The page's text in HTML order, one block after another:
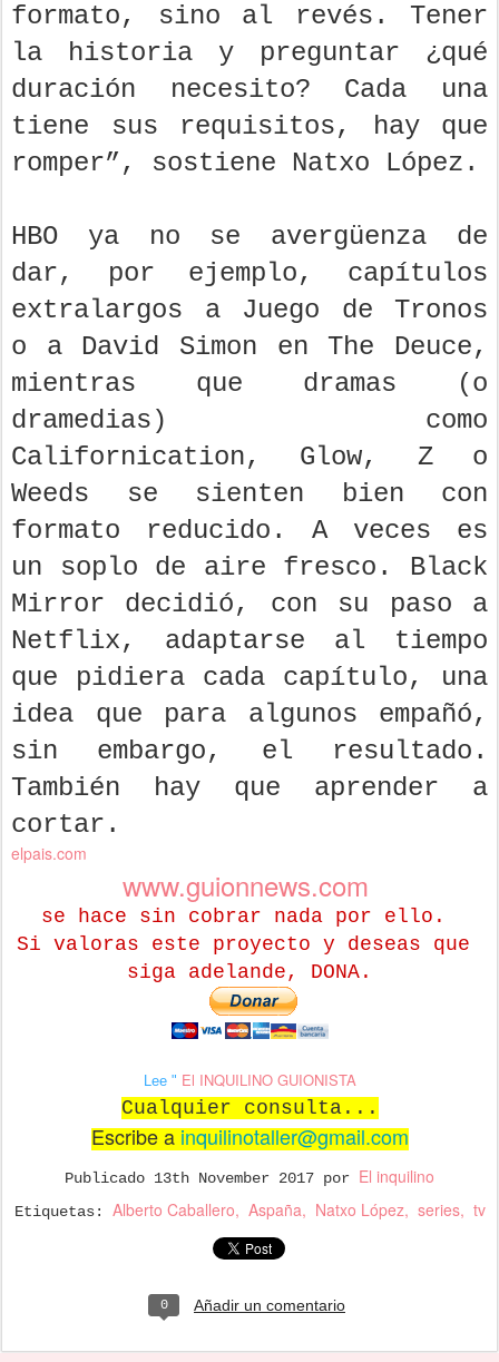
formato, sino al revés. Tener
la historia y preguntar ¿qué
duración necesito? Cada una
tiene sus requisitos, hay que
romper”, sostiene Natxo López.
HBO ya no se avergüenza de
dar, por ejemplo, capítulos
extralargos a Juego de Tronos
o a David Simon en The Deuce,
mientras que dramas (o
dramedias) como
Californication, Glow, Z o
Weeds se sienten bien con
formato reducido. A veces es
un soplo de aire fresco. Black
Mirror decidió, con su paso a
Netflix, adaptarse al tiempo
que pidiera cada capítulo, una
idea que para algunos empañó,
sin embargo, el resultado.
También hay que aprender a
cortar.
elpais.com
www.guionnews.com
se hace sin cobrar nada por ello.
Si valoras este proyecto y deseas que
siga adelande, DONA.
Lee " El INQUILINO GUIONISTA
Cualquier consulta...
Escribe ainquilinotaller@gmail.com
Publicado 13th November 2017 por El inquilino
Etiquetas: Alberto Caballero Aspaña Natxo López series tv
0 Añadir un comentario